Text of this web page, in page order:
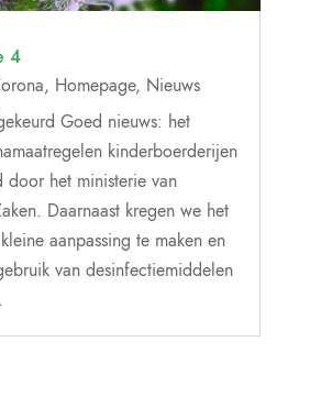
4
, Homepage, Nieuws
Goed nieuws: het
kinderboerderijen
door het ministerie van
Daarnaast kregen we het
aanpassing te maken en
van desinfectiemiddelen